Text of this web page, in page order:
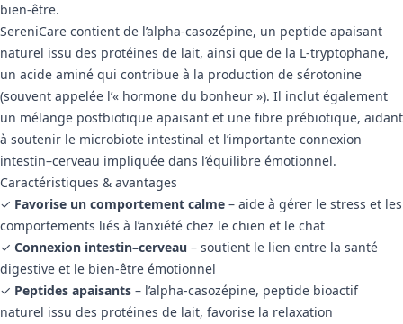
bien-être.
SereniCare contient de l’alpha-casozépine, un peptide apaisant
naturel issu des protéines de lait, ainsi que de la L-tryptophane,
un acide aminé qui contribue à la production de sérotonine
(souvent appelée l’« hormone du bonheur »). Il inclut également
un mélange postbiotique apaisant et une fibre prébiotique, aidant
à soutenir le microbiote intestinal et l’importante connexion
intestin–cerveau impliquée dans l’équilibre émotionnel.
Caractéristiques & avantages
✓ Favorise un comportement calme – aide à gérer le stress et les
comportements liés à l’anxiété chez le chien et le chat
✓ Connexion intestin–cerveau – soutient le lien entre la santé
digestive et le bien-être émotionnel
✓ Peptides apaisants – l’alpha-casozépine, peptide bioactif
naturel issu des protéines de lait, favorise la relaxation